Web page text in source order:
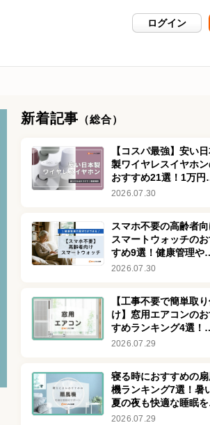
ログイン
新着記事 （総合）
【コスパ最強】安い
製ワイヤレスイヤホ
おすすめ21選！1万円
下を中心に紹介
2026.07.30
スマホ不要の高齢者
スマートウォッチの
すめ9選！健康管理や
守りができるシニア向
2026.07.30
【工事不要で簡単取
け】窓用エアコンの
すめランキング4選！
暖房兼用タイプも
2026.07.29
寝る時におすすめの
機ランキング7選！暑
夏の夜も快適な睡眠を
ポート
2026.07.29